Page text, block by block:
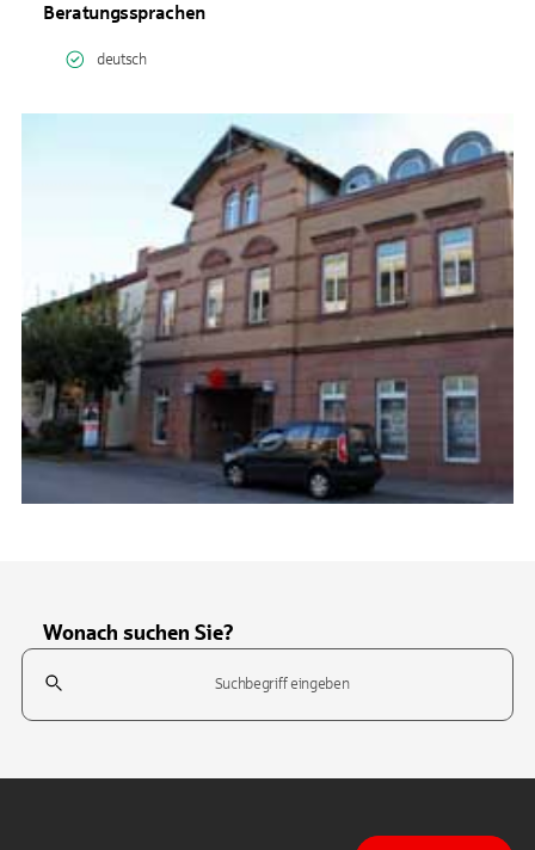
Beratungssprachen
deutsch
Wonach suchen Sie?
Suchfeld